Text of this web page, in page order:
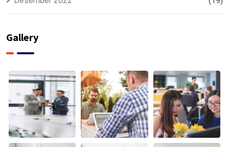
Gallery